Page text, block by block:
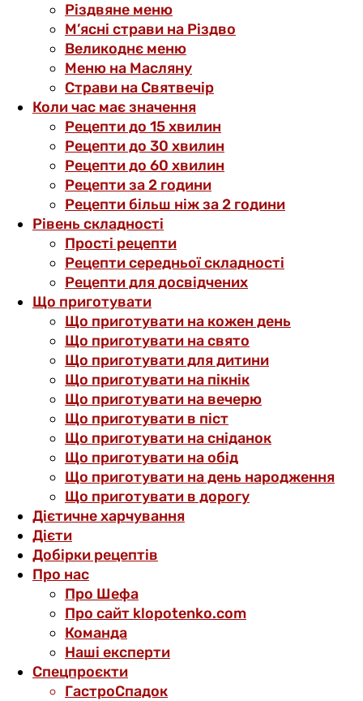
Різдвяне меню
М’ясні страви на Різдво
Великоднє меню
Меню на Масляну
Страви на Святвечір
Коли час має значення
Рецепти до 15 хвилин
Рецепти до 30 хвилин
Рецепти до 60 хвилин
Рецепти за 2 години
Рецепти більш ніж за 2 години
Рівень складності
Прості рецепти
Рецепти середньої складності
Рецепти для досвідчених
Що приготувати
Що приготувати на кожен день
Що приготувати на свято
Що приготувати для дитини
Що приготувати на пікнік
Що приготувати на вечерю
Що приготувати в піст
Що приготувати на сніданок
Що приготувати на обід
Що приготувати на день народження
Що приготувати в дорогу
Дієтичне харчування
Дієти
Добірки рецептів
Про нас
Про Шефа
Про сайт klopotenko.com
Команда
Наші експерти
Спецпроєкти
ГастроСпадок